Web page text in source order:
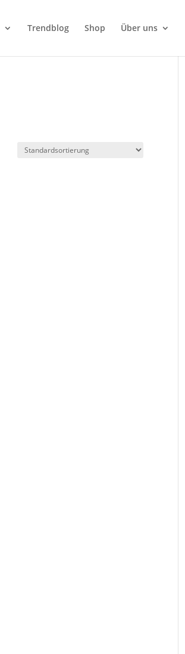
Trendblog Shop Über uns